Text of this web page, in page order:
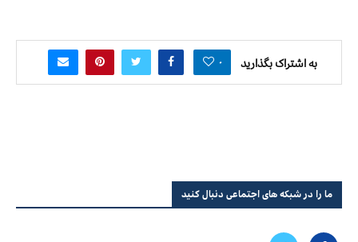
به اشتراک بگذارید ۰
ما را در شبکه های اجتماعی دنبال کنید